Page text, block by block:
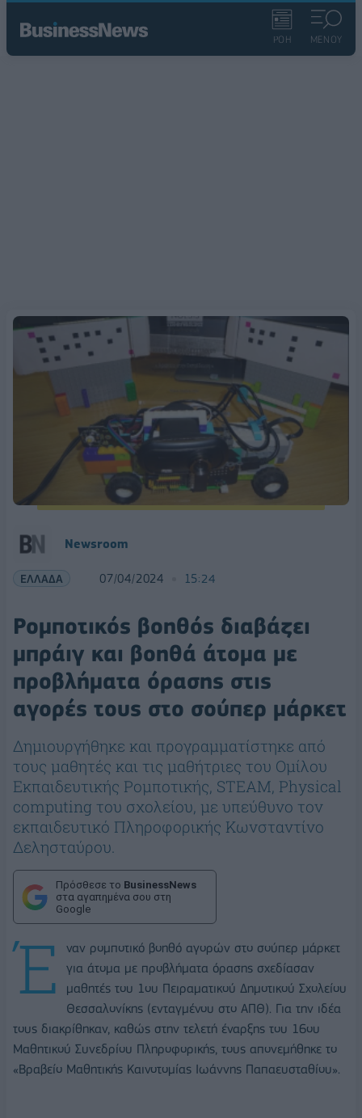
ΡΟΗ ΜΕΝΟΥ
Newsroom
ΕΛΛΑΔΑ 07/04/2024 15:24
Ρομποτικός βοηθός διαβάζει
μπράιγ και βοηθά άτομα με
προβλήματα όρασης στις
αγορές τους στο σούπερ μάρκετ
Δημιουργήθηκε και προγραμματίστηκε από
τους μαθητές και τις μαθήτριες του Ομίλου
Εκπαιδευτικής Ρομποτικής, STEAM, Physical
computing του σχολείου, με υπεύθυνο τον
εκπαιδευτικό Πληροφορικής Κωνσταντίνο
Δελησταύρου.
Πρόσθεσε το BusinessNews
στα αγαπημένα σου στη
Google
Έ
ναν ρομποτικό βοηθό αγορών στο σούπερ μάρκετ
για άτομα με προβλήματα όρασης σχεδίασαν
μαθητές του 1ου Πειραματικού Δημοτικού Σχολείου
Θεσσαλονίκης (ενταγμένου στο ΑΠΘ). Για την ιδέα
τους διακρίθηκαν, καθώς στην τελετή έναρξης του 16ου
Μαθητικού Συνεδρίου Πληροφορικής, τους απονεμήθηκε το
«Βραβείο Μαθητικής Καινοτομίας Ιωάννης Παπαευσταθίου».